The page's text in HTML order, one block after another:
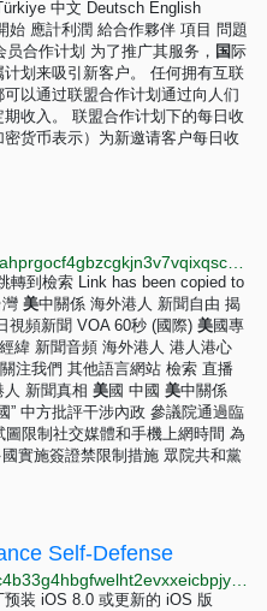
中文 Deutsch English
始 應計利潤 給合作夥伴 項目 問題
合作计划 为了推广其服务， 国 际
划来吸引新客户。 任何拥有互联
以通过联盟合作计划通过向人们
收入。 联盟合作计划下的每日收
货币表示）为新邀请客户每日收
轉到檢索 Link has been copied to
美中關係 海外港人 新聞自由 揭
視頻新聞 VOA 60秒 (國際) 美國專
緯 新聞音頻 海外港人 港人港心
注我們 其他語言網站 檢索 直播
新聞真相 美國 中國 美中關係
” 中方批評干涉內政 參議院通過臨
限制社交媒體和手機上網時間 為
實施簽證禁限制措施 眾院共和黨
Self-Defense
装 iOS 8.0 或更新的 iOS 版